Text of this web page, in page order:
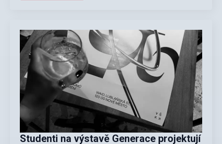
Studenti na výstavě Generace projektují